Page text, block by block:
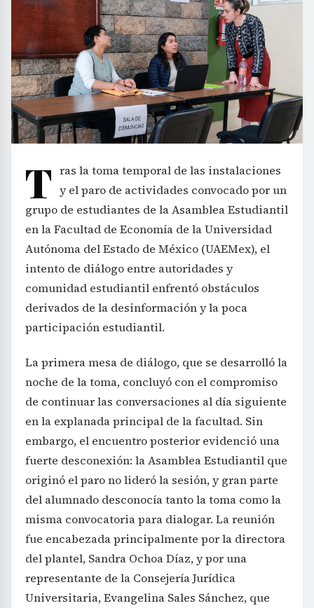
T ras la toma temporal de las instalaciones
y el paro de actividades convocado por un
grupo de estudiantes de la Asamblea Estudiantil
en la Facultad de Economía de la Universidad
Autónoma del Estado de México (UAEMex), el
intento de diálogo entre autoridades y
comunidad estudiantil enfrentó obstáculos
derivados de la desinformación y la poca
participación estudiantil.
La primera mesa de diálogo, que se desarrolló la
noche de la toma, concluyó con el compromiso
de continuar las conversaciones al día siguiente
en la explanada principal de la facultad. Sin
embargo, el encuentro posterior evidenció una
fuerte desconexión: la Asamblea Estudiantil que
originó el paro no lideró la sesión, y gran parte
del alumnado desconocía tanto la toma como la
misma convocatoria para dialogar. La reunión
fue encabezada principalmente por la directora
del plantel, Sandra Ochoa Díaz, y por una
representante de la Consejería Jurídica
Universitaria, Evangelina Sales Sánchez, que